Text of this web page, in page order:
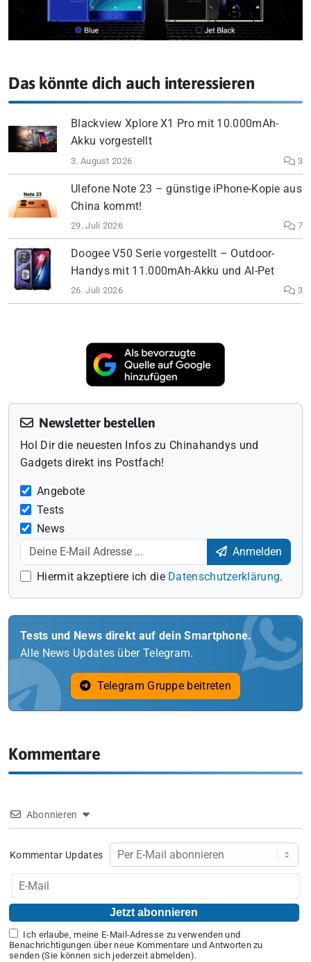
Das könnte dich auch interessieren
Blackview Xplore X1 Pro mit 10.000mAh-
Akku vorgestellt
3. August 2026 3
Ulefone Note 23 – günstige iPhone-Kopie aus
China kommt!
29. Juli 2026 7
Doogee V50 Serie vorgestellt – Outdoor-
Handys mit 11.000mAh-Akku und AI-Pet
26. Juli 2026 3
Newsletter bestellen
Hol Dir die neuesten Infos zu Chinahandys und
Gadgets direkt ins Postfach!
Angebote
Tests
News
Anmelden
Hiermit akzeptiere ich die Datenschutzerklärung.
Tests und News direkt auf dein Smartphone.
Alle News Updates über Telegram.
Telegram Gruppe beitreten
Kommentare
Abonnieren
Kommentar Updates
Ich erlaube, meine E-Mail-Adresse zu verwenden und
Benachrichtigungen über neue Kommentare und Antworten zu
senden (Sie können sich jederzeit abmelden).